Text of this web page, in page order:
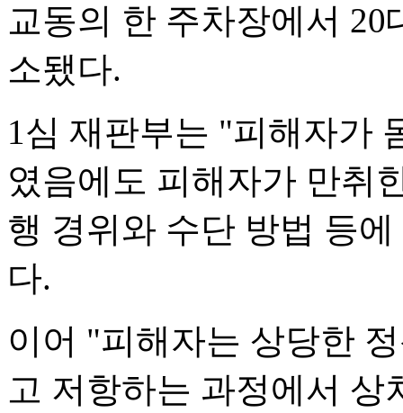
교동의 한 주차장에서
소됐다.
1심 재판부는 "피해자가
였음에도 피해자가 만취
행 경위와 수단 방법 등
다.
이어 "피해자는 상당한
고 저항하는 과정에서